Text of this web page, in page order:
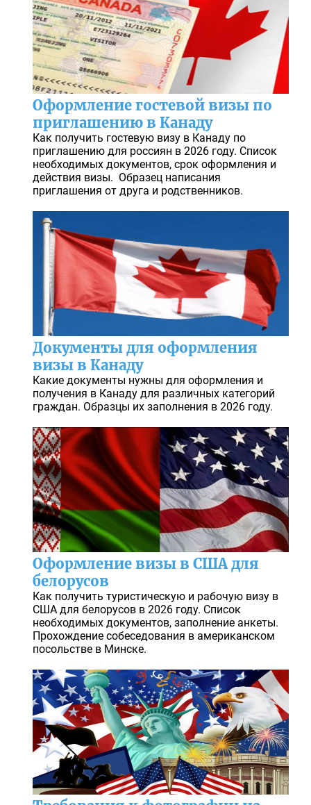
Оформление гостевой визы по
приглашению в Канаду
Как получить гостевую визу в Канаду по
приглашению для россиян в 2026 году. Список
необходимых документов, срок оформления и
действия визы. Образец написания
приглашения от друга и родственников.
Документы для оформления
визы в Канаду
Какие документы нужны для оформления и
получения в Канаду для различных категорий
граждан. Образцы их заполнения в 2026 году.
Оформление визы в США для
белорусов
Как получить туристическую и рабочую визу в
США для белорусов в 2026 году. Список
необходимых документов, заполнение анкеты.
Прохождение собеседования в американском
посольстве в Минске.